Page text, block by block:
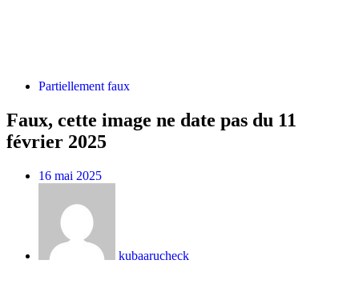
Partiellement faux
Faux, cette image ne date pas du 11
février 2025
16 mai 2025
kubaarucheck